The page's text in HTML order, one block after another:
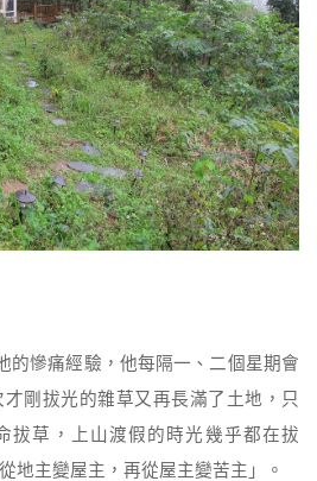
慘痛經驗，他每隔一、二個星期會
剛拔光的雜草又再長滿了土地，只
拔草，上山渡假的時光幾乎都在拔
地主變屋主，再從屋主變苦主」。